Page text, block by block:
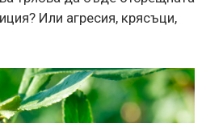
Или агресия, крясъци,